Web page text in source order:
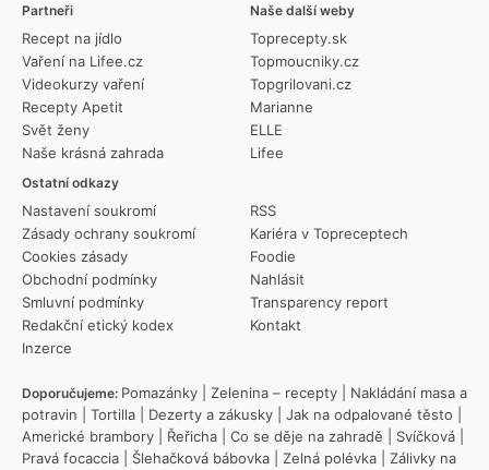
Partneři
Recept na jídlo
Vaření na Lifee.cz
Videokurzy vaření
Recepty Apetit
Svět ženy
Naše krásná zahrada
Ostatní odkazy
Nastavení soukromí
Zásady ochrany soukromí
Cookies zásady
Obchodní podmínky
Smluvní podmínky
Redakční etický kodex
Inzerce
RSS
Kariéra v Topreceptech
Foodie
Nahlásit
Transparency report
Kontakt
Naše další weby
Toprecepty.sk
Topmoucniky.cz
Topgrilovani.cz
Marianne
ELLE
Lifee
Doporučujeme: Pomazánky Zelenina – recepty
Nakládání masa a
potravin
Tortilla Dezerty a zákusky Jak na odpalované těsto
Americké brambory
Řeřicha Co se děje na zahradě Svíčková
Pravá focaccia
Šlehačková bábovka Zelná polévka
Zálivky na